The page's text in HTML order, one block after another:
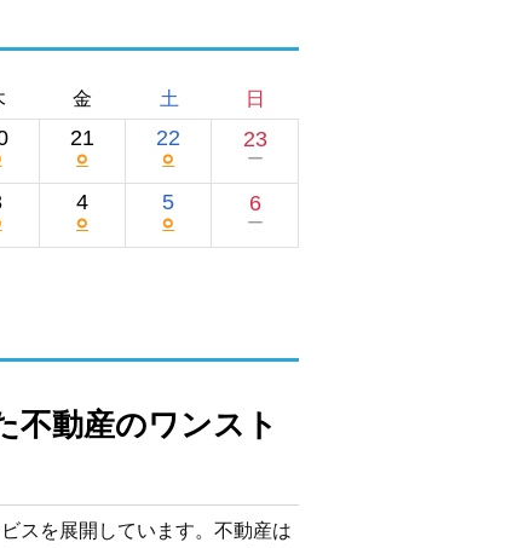
金 土 日
21
○
22
○
23
ー
4
○
5
○
6
ー
不動産のワンスト
スを展開しています。不動産は